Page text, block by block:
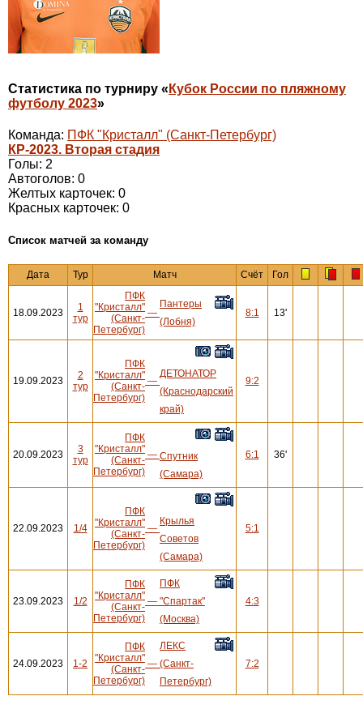
Статистика по турниру « Кубок России по пляжному
футболу 2023»
Команда: ПФК "Кристалл" (Санкт-Петербург)
КР-2023. Вторая стадия
Голы: 2
Автоголов: 0
Желтых карточек: 0
Красных карточек: 0
Cписок матчей за команду
Дата Тур Матч Счёт Гол
18.09.2023
1
тур
ПФК
"Кристалл"
(Санкт-
Петербург)
—
Пантеры
(Лобня)
8:1 13'
19.09.2023
2
тур
ПФК
"Кристалл"
(Санкт-
Петербург)
—
ДЕТОНАТОР
(Краснодарский
край)
9:2
20.09.2023
3
тур
ПФК
"Кристалл"
(Санкт-
Петербург)
— Спутник
(Самара)
6:1 36'
22.09.2023 1/4
ПФК
"Кристалл"
(Санкт-
Петербург)
—
Крылья
Советов
(Самара)
5:1
23.09.2023 1/2
ПФК
"Кристалл"
(Санкт-
Петербург)
—
ПФК
"Спартак"
(Москва)
4:3
24.09.2023 1-2
ПФК
"Кристалл"
(Санкт-
Петербург)
—
ЛЕКС
(Санкт-
Петербург)
7:2